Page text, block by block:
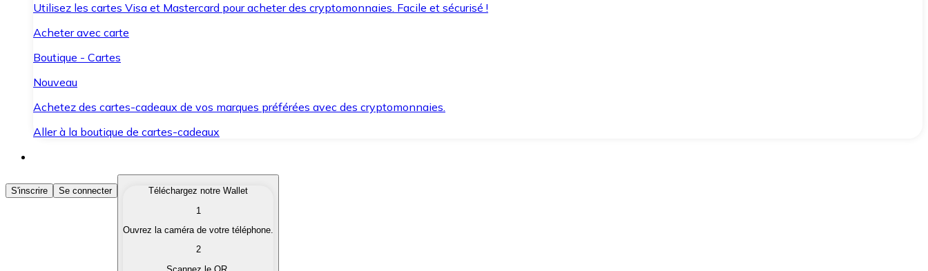
Utilisez les cartes Visa et Mastercard pour acheter des cryptomonnaies. Facile et sécurisé !
Acheter avec carte
Boutique - Cartes
Nouveau
Achetez des cartes-cadeaux de vos marques préférées avec des cryptomonnaies.
Aller à la boutique de cartes-cadeaux
Acheter des Cryptomonnaies
Achetez les cryptomonnaies qui vous intéressent rapidement et en toute sécurité.
Convertissez vos cryptomonnaies en monnaie fiduciaire lorsque vous en avez besoin.
S'inscrire Se connecter
Téléchargez notre Wallet
1
Ouvrez la caméra de votre téléphone.
2